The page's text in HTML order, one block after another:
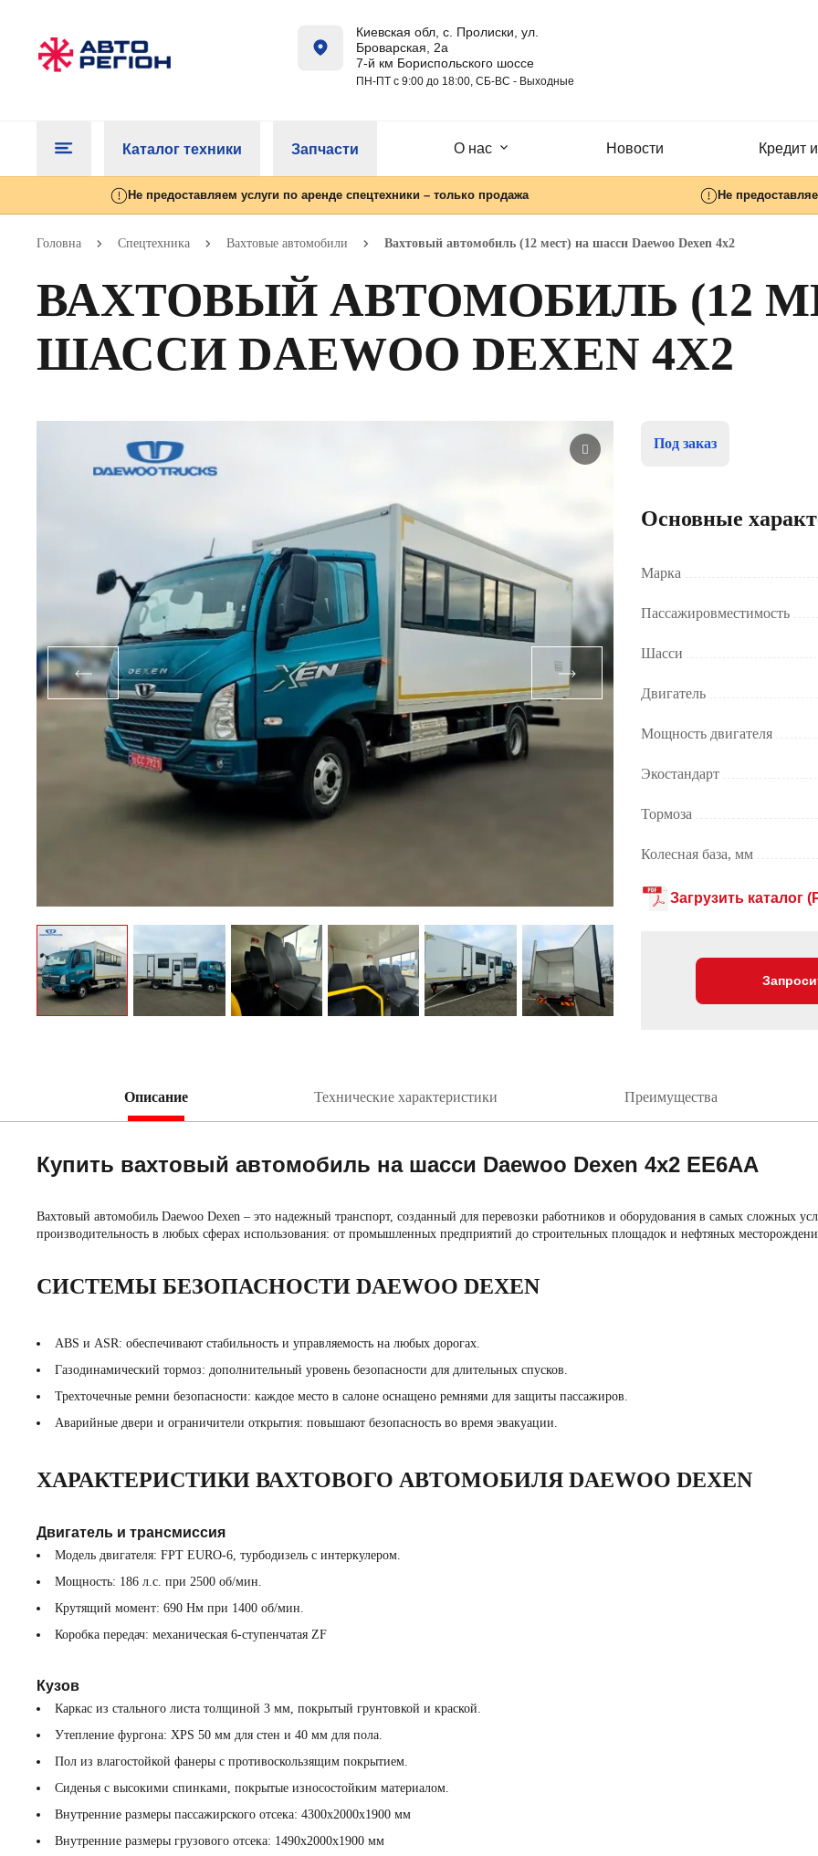
Киевская обл, с. Пролиски, ул.
Броварская, 2а
7-й км Бориспольского шоссе
ПН-ПТ с 9:00 до 18:00, СБ-ВC - Выходные
Каталог техники Запчасти О нас Новости Кредит
Не предоставляем услуги по аренде спецтехники – только продажа Не
Головна Спецтехника Вахтовые автомобили Вахтовый автомобиль (12 мест) на шасси Daewoo Dexen 4х2
ВАХТОВЫЙ АВТОМОБИЛЬ (12
ШАССИ DAEWOO DEXEN 4Х2
Под заказ
Основные
Марка
Пассажировместимость
Шасси
Двигатель
Мощность двигателя
Экостандарт
Тормоза
Колесная база, мм
Загрузить каталог
Описание Технические характеристики Преимущества
Купить вахтовый автомобиль на шасси Daewoo Dexen 4х2 ЕE6AA
Вахтовый автомобиль Daewoo Dexen – это надежный транспорт, созданный для перевозки работников и оборудования в самых сложных
производительность в любых сферах использования: от промышленных предприятий до строительных площадок и нефтяных
СИСТЕМЫ БЕЗОПАСНОСТИ DAEWOO DEXEN
ABS и ASR: обеспечивают стабильность и управляемость на любых дорогах.
Газодинамический тормоз: дополнительный уровень безопасности для длительных спусков.
Трехточечные ремни безопасности: каждое место в салоне оснащено ремнями для защиты пассажиров.
Аварийные двери и ограничители открытия: повышают безопасность во время эвакуации.
ХАРАКТЕРИСТИКИ ВАХТОВОГО АВТОМОБИЛЯ DAEWOO DEXEN
Двигатель и трансмиссия
Модель двигателя: FPT EURO-6, турбодизель с интеркулером.
Мощность: 186 л.с. при 2500 об/мин.
Крутящий момент: 690 Нм при 1400 об/мин.
Коробка передач: механическая 6-ступенчатая ZF
Кузов
Каркас из стального листа толщиной 3 мм, покрытый грунтовкой и краской.
Утепление фургона: XPS 50 мм для стен и 40 мм для пола.
Пол из влагостойкой фанеры с противоскользящим покрытием.
Сиденья с высокими спинками, покрытые износостойким материалом.
Внутренние размеры пассажирского отсека: 4300x2000x1900 мм
Внутренние размеры грузового отсека: 1490x2000x1900 мм